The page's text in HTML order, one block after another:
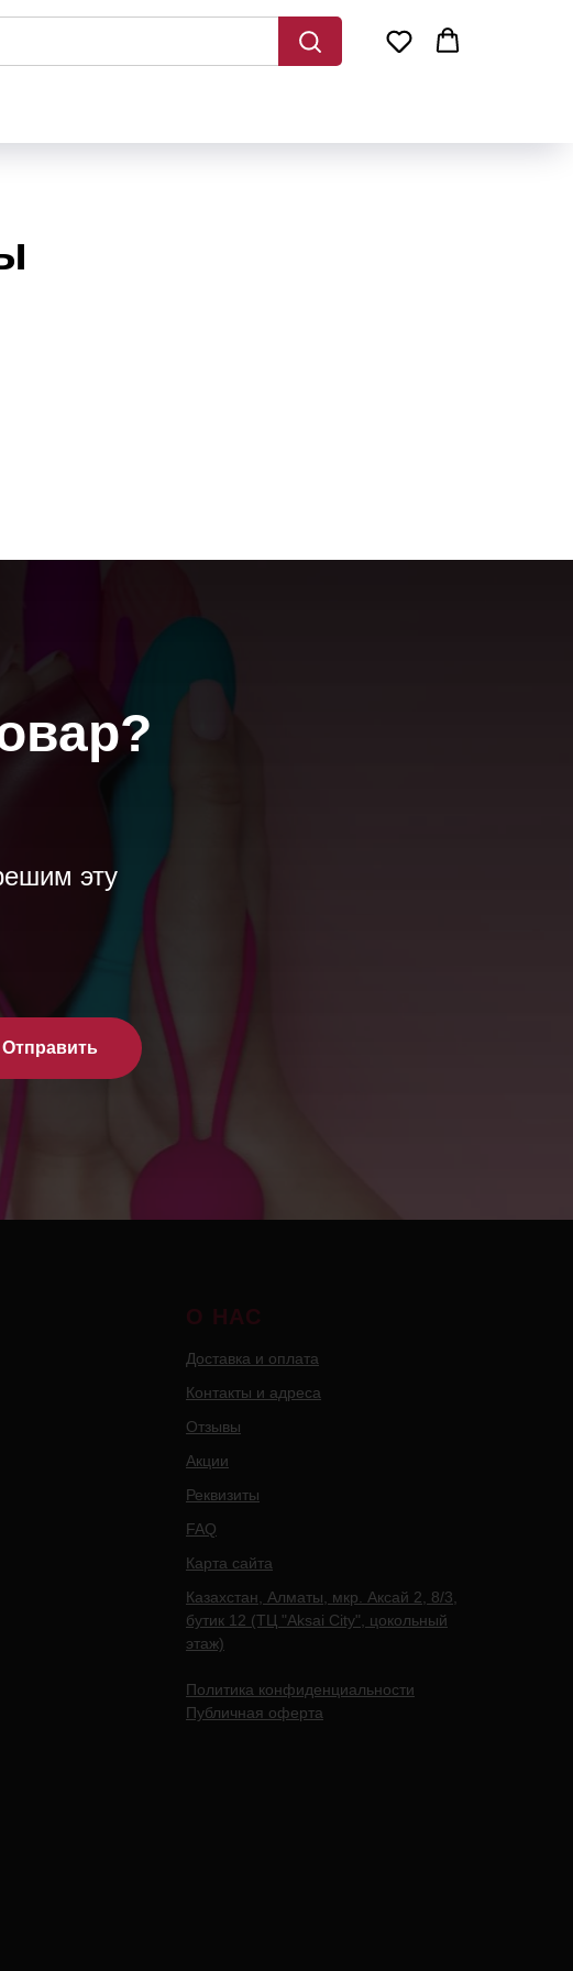
эту
Отправить
О НАС
Доставка и оплата
Контакты и адреса
Отзывы
Акции
Реквизиты
FAQ
Карта сайта
Казахстан, Алматы, мкр. Аксай 2, 8/3,
бутик 12 (ТЦ "Aksai City", цокольный
этаж)
Политика конфиденциальности
Публичная оферта